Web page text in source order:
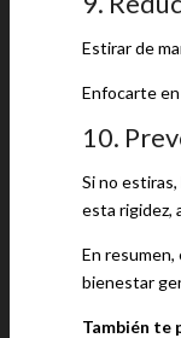
Estirar de
Enfocarte
10.
Si no
esta rigidez,
En
bienestar
También te